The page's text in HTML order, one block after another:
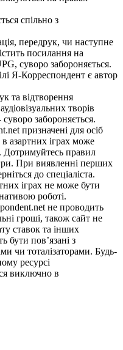
спільно з
передрук, чи наступне
посилання на
суворо забороняється.
Я-Корреспондент є автор
та відтворення
творів
забороняється.
призначені для осіб
азартних іграх може
Дотримуйтесь правил
При виявленні перших
до спеціаліста.
іграх не може бути
роботі.
не проводить
гроші, також сайт не
ставок та інших
бути пов’язані з
чи тоталізаторами. Будь-
ресурсі
виключно в